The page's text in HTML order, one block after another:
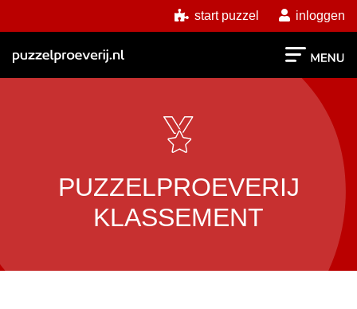
start puzzel inloggen
PUZZELPROEVERIJ
KLASSEMENT